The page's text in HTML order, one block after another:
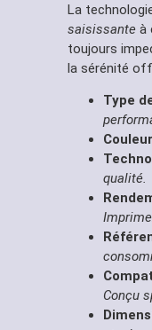
La
saisissante à
toujours
la sérénité
Type
qualité.
Conçu